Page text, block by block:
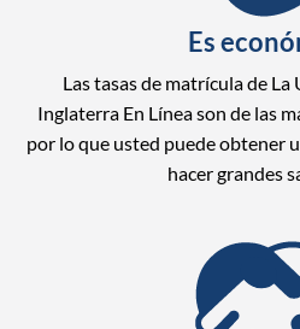
Es
Las tasas de matrícula de
Inglaterra En Línea son de las
por lo que usted puede obtener
hacer grandes